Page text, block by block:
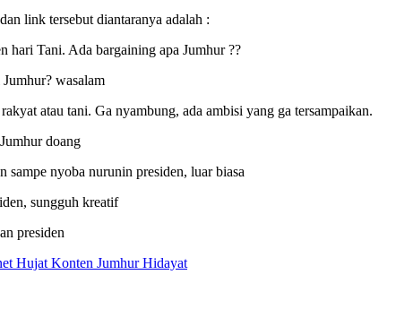
link tersebut diantaranya adalah :
hari Tani. Ada bargaining apa Jumhur ??
wasalam
atau tani. Ga nyambung, ada ambisi yang ga tersampaikan.
doang
nyoba nurunin presiden, luar biasa
sungguh kreatif
presiden
Hujat Konten Jumhur Hidayat